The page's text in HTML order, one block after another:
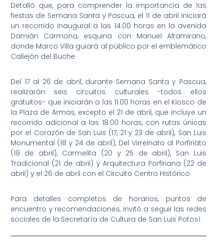
Detalló que, para comprender la importancia de las
fiestas de Semana Santa y Pascua, el 11 de abril iniciará
un recorrido inaugural a las 14:00 horas en la avenida
Damián Carmona, esquina con Manuel Altamirano,
donde Marco Villa guiará al público por el emblemático
Callejón del Buche.
Del 17 al 26 de abril, durante Semana Santa y Pascua,
realizarán seis circuitos culturales -todos ellos
gratuitos- que iniciarán a las 11:00 horas en el Kiosco de
la Plaza de Armas, excepto el 21 de abril, que incluye un
recorrido adicional a las 18:00 horas, con rutas únicas
por el Corazón de San Luis (17, 21 y 23 de abril), San Luis
Monumental (18 y 24 de abril), Del Virreinato al Porfiriato
(19 de abril), Carmelita (20 y 25 de abril), San Luis
Tradicional (21 de abril) y Arquitectura Porfiriana (22 de
abril) y el 26 de abril con el Circuito Centro Histórico.
Para detalles completos de horarios, puntos de
encuentro y recomendaciones, invitó a seguir las redes
sociales de la Secretaría de Cultura de San Luis Potosí.